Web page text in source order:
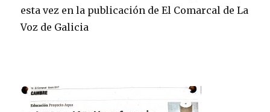
esta vez en la publicación de El Comarcal de La
Voz de Galicia